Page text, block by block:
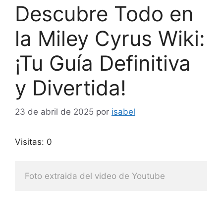
Descubre Todo en
la Miley Cyrus Wiki:
¡Tu Guía Definitiva
y Divertida!
23 de abril de 2025 por isabel
Visitas: 0
Foto extraida del video de Youtube